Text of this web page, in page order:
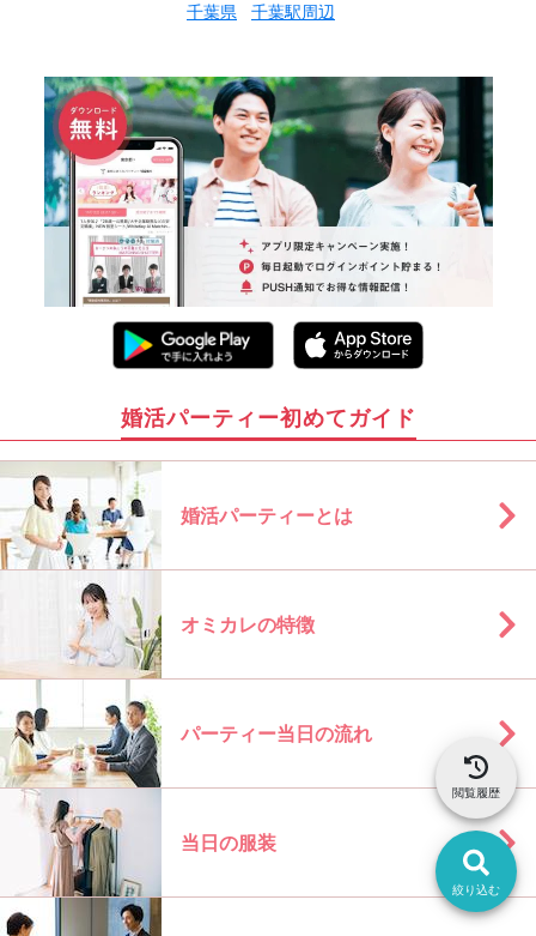
絞り込む
閲覧履歴
千葉県 千葉駅周辺
婚活パーティー初めてガイド
婚活パーティーとは
オミカレの特徴
パーティー当日の流れ
当日の服装